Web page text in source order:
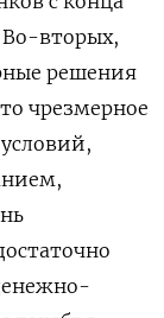
Во-вторых,
решения
чрезмерное